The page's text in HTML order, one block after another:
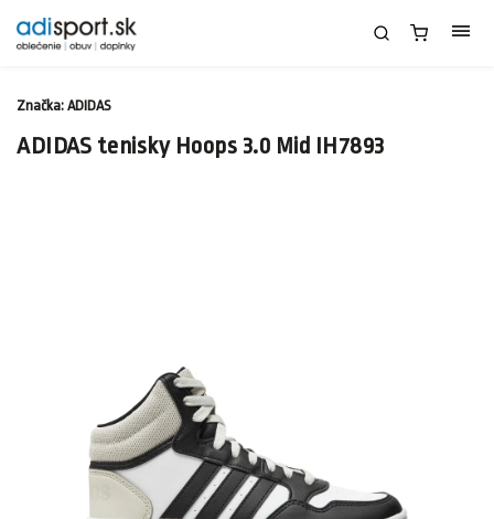
ADIDAS tenisky Hoops 3.0 Mid IH7893
Značka: ADIDAS